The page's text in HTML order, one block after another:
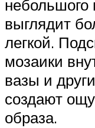
небольшого
выглядит
легкой.
мозаики
вазы и
создают
образа.